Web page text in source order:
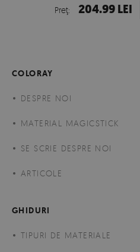
Preţ: 204.99 LEI
COLORAY
DESPRE NOI
MATERIAL MAGICSTICK
SE SCRIE DESPRE NOI
ARTICOLE
GHIDURI
TIPURI DE MATERIALE